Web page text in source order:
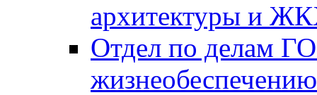
архитектуры и
Отдел по делам